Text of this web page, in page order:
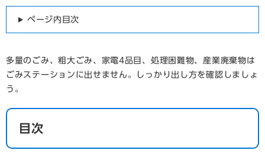
ページ内目次
多量のごみ、粗大ごみ、家電4品目、処理困難物、産業廃棄物は
ごみステーションに出せません。しっかり出し方を確認しましょ
う。
目次